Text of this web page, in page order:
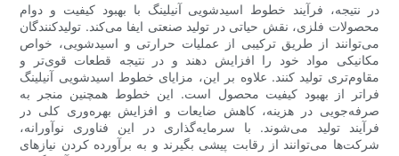
در نتیجه، فرآیند خطوط اسیدشویی آنیلینگ با بهبود کیفیت و دوام
محصولات فلزی، نقش حیاتی در تولید صنعتی ایفا می‌کند. تولیدکنندگان
می‌توانند از طریق ترکیبی از عملیات حرارتی و اسیدشویی، خواص
مکانیکی مواد خود را افزایش دهند و در نتیجه قطعات قوی‌تر و
مقاوم‌تری تولید کنند. علاوه بر این، مزایای خطوط اسیدشویی آنیلینگ
فراتر از بهبود کیفیت محصول است. این خطوط همچنین منجر به
صرفه‌جویی در هزینه، کاهش ضایعات و افزایش بهره‌وری کلی در
فرآیند تولید می‌شوند. با سرمایه‌گذاری در این فناوری نوآورانه،
شرکت‌ها می‌توانند از رقابت پیشی بگیرند و به برآورده کردن نیازهای